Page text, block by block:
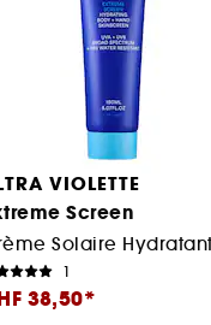
VIOLETTE
Screen
1
38,50